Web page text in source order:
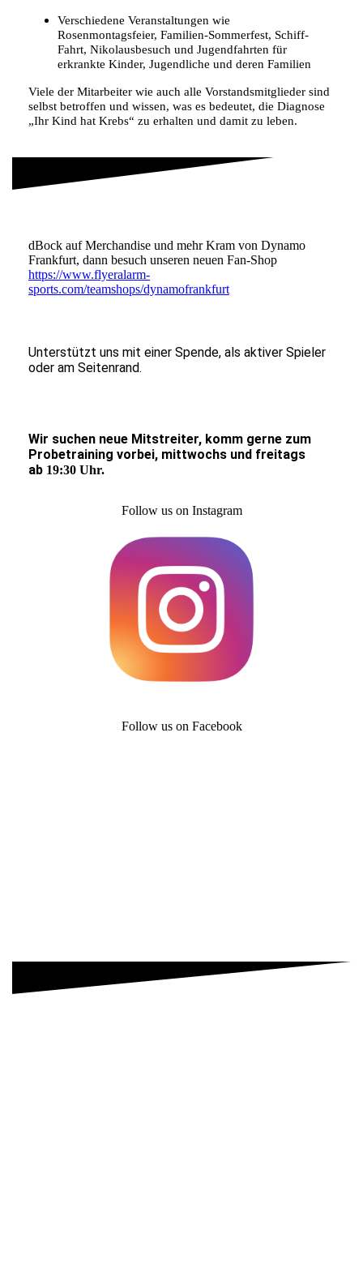
Verschiedene Veranstaltungen wie
Rosenmontagsfeier, Familien-Sommerfest, Schiff-
Fahrt, Nikolausbesuch und Jugendfahrten für
erkrankte Kinder, Jugendliche und deren Familien
Viele der Mitarbeiter wie auch alle Vorstandsmitglieder sind
selbst betroffen und wissen, was es bedeutet, die Diagnose
„Ihr Kind hat Krebs“ zu erhalten und damit zu leben.
dBock auf Merchandise und mehr Kram von Dynamo
Frankfurt, dann besuch unseren neuen Fan-Shop
https://www.flyeralarm-
sports.com/teamshops/dynamofrankfurt
Unterstützt uns mit einer Spende, als aktiver Spieler
oder am Seitenrand.
Wir suchen neue Mitstreiter, komm gerne zum
Probetraining vorbei, mittwochs und freitags
ab 19:30 Uhr.
Follow us on Instagram
Follow us on Facebook